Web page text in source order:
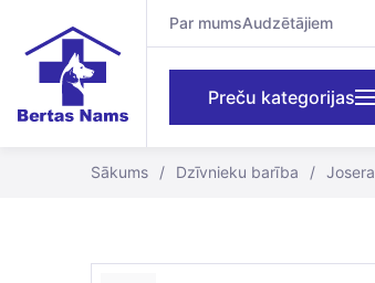
Par mumsAudzētājiem
Preču kategorijas
Sākums / Dzīvnieku barība / Josera